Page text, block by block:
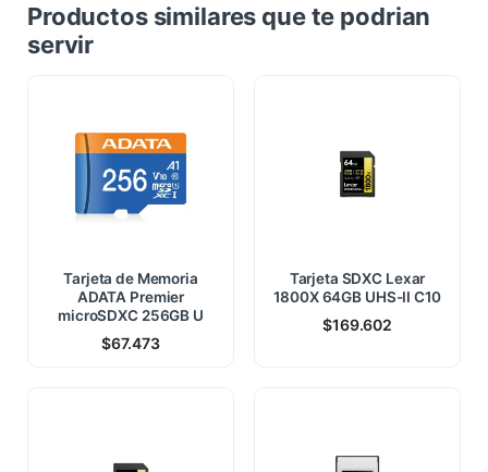
Productos similares que te podrian
servir
Tarjeta de Memoria
ADATA Premier
microSDXC 256GB U
$67.473
Tarjeta SDXC Lexar
1800X 64GB UHS-II C10
$169.602